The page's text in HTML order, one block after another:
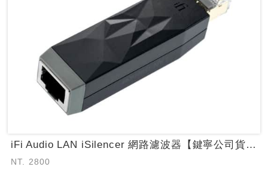
iFi Audio LAN iSilencer 網路濾波器【鍵寧公司貨保固】 ...
NT. 2800